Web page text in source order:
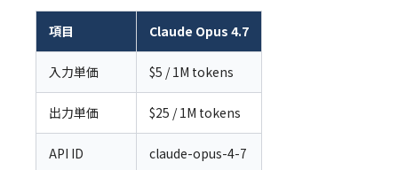
項目 Claude Opus 4.7
入力単価 $5 / 1M tokens
出力単価 $25 / 1M tokens
API ID claude-opus-4-7